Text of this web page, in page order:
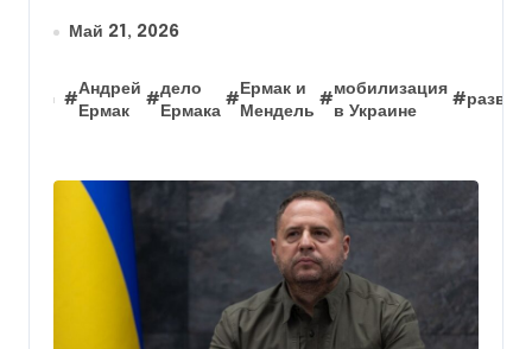
Май 21, 2026
#
Андрей
Ермак
#
дело
Ермака
#
Ермак и
Мендель
#
мобилизация
в Украине
#